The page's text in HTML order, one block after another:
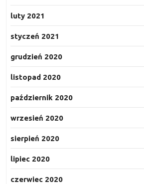
luty 2021
styczeń 2021
grudzień 2020
listopad 2020
październik 2020
wrzesień 2020
sierpień 2020
lipiec 2020
czerwiec 2020